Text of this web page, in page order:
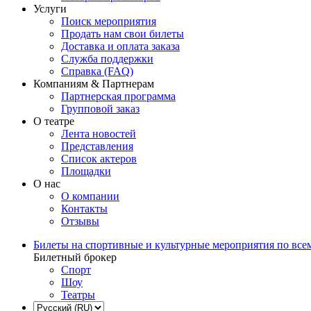
Услуги
Поиск мероприятия
Продать нам свои билеты
Доставка и оплата заказа
Служба поддержки
Справка (FAQ)
Компаниям & Партнерам
Партнерская программа
Групповой заказ
О театре
Лента новостей
Представления
Список актеров
Площадки
О нас
О компании
Контакты
Отзывы
Билеты на спортивные и культурные мероприятия по
Билетный брокер
Спорт
Шоу
Театры